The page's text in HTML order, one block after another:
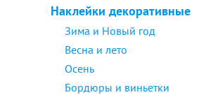
Наклейки декоративные
Зима и Новый год
Весна и лето
Осень
Бордюры и виньетки